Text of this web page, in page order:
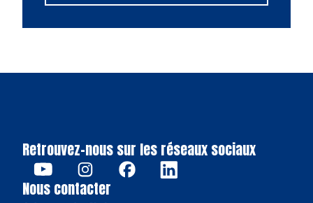
Retrouvez-nous sur les réseaux sociaux
Nous contacter